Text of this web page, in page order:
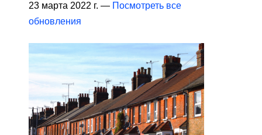
23 марта 2022 г. — Посмотреть все
обновления